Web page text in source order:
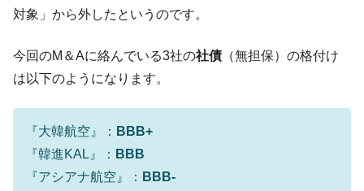
言。
『Money1』
韓国は「中国と同じく」投資に不適格な国
す」⇒「金を経由するドル入手」手段ではないのか？
ル」まで拡大 ⇒ 海外資金の動きに強く左右される状態
対象」から外したというのです。
今回のM＆Aに絡んでいる3社の社債 （無担保）の格付け
は以下のようになります。
『大韓航空』： BBB+
『韓進KAL』： BBB
『アシアナ航空』： BBB-